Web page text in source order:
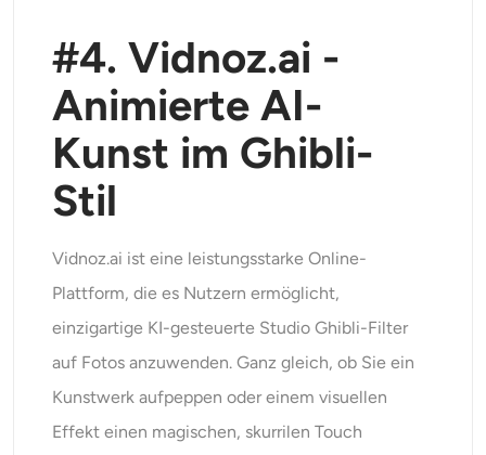
#4. Vidnoz.ai -
Animierte AI-
Kunst im Ghibli-
Stil
Vidnoz.ai ist eine leistungsstarke Online-
Plattform, die es Nutzern ermöglicht,
einzigartige KI-gesteuerte Studio Ghibli-Filter
auf Fotos anzuwenden. Ganz gleich, ob Sie ein
Kunstwerk aufpeppen oder einem visuellen
Effekt einen magischen, skurrilen Touch